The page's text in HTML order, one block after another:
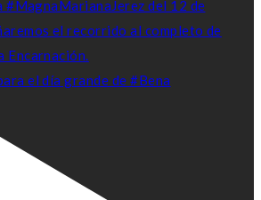
el día grande de #Bena